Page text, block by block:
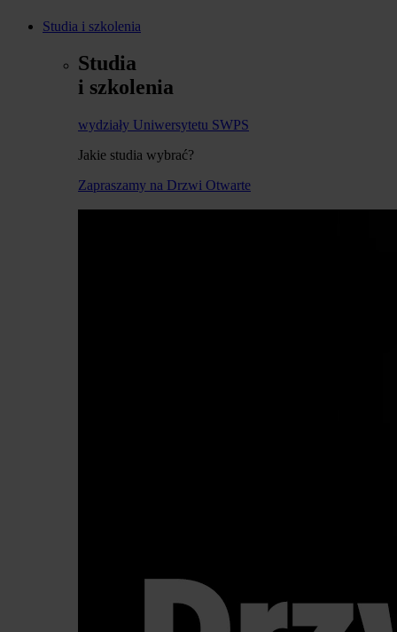
Studia i szkolenia
Studia
i szkolenia
wydziały Uniwersytetu SWPS
Jakie studia wybrać?
Zapraszamy na Drzwi Otwarte